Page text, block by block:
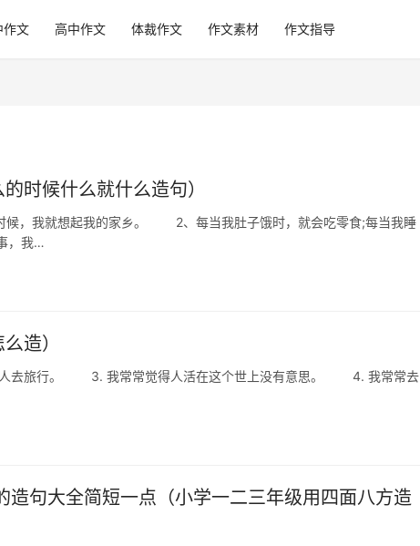
作文 高中作文 体裁作文 作文素材 作文指导
时候什么就什么造句）
我就想起我的家乡。 2、每当我肚子饿时，就会吃零食;每当我睡
，我…
造）
去旅行。 3. 我常常觉得人活在这个世上没有意思。 4. 我常常去
造句大全简短一点（小学一二三年级用四面八方造